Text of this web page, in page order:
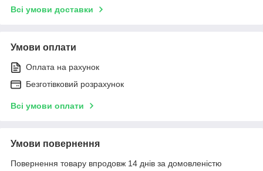
Всі умови доставки
Умови оплати
Оплата на рахунок
Безготівковий розрахунок
Всі умови оплати
Умови повернення
Повернення товару впродовж 14 днів за домовленістю